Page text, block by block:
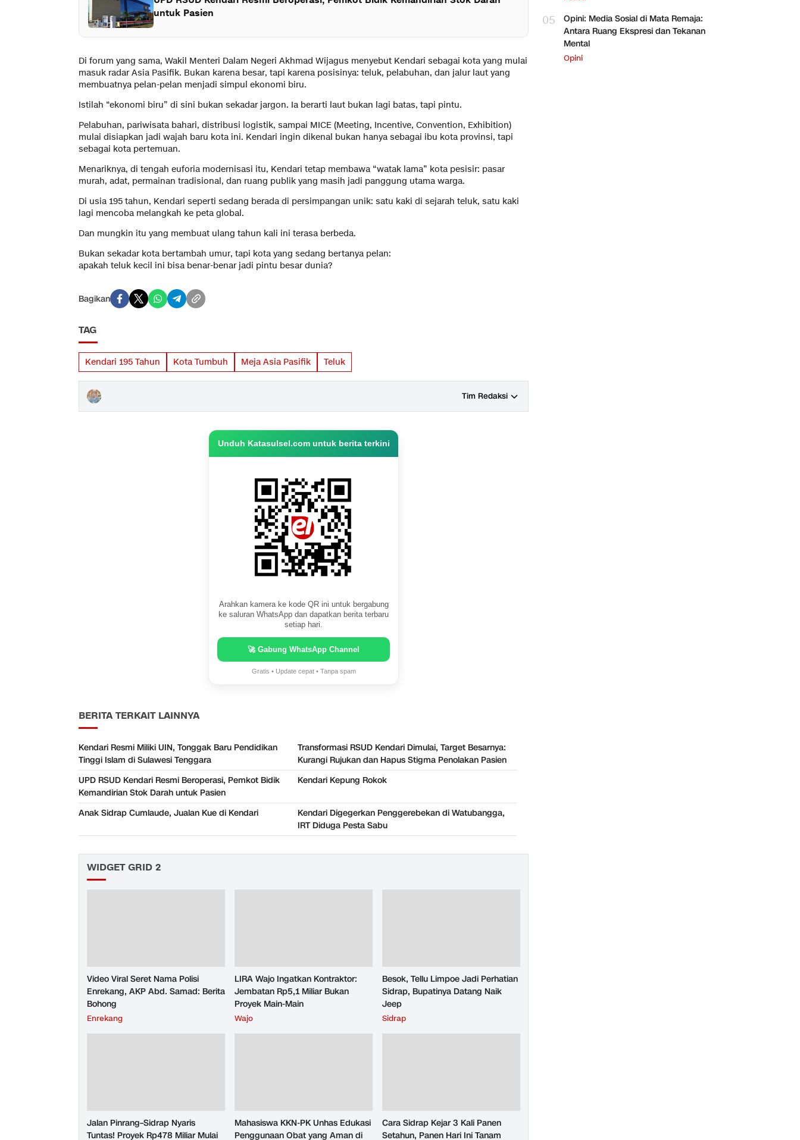
untuk Pasien
Di forum yang sama, Wakil Menteri Dalam Negeri Akhmad Wijagus menyebut Kendari sebagai kota yang mulai
masuk radar Asia Pasifik. Bukan karena besar, tapi karena posisinya: teluk, pelabuhan, dan jalur laut yang
membuatnya pelan-pelan menjadi simpul ekonomi biru.
Istilah “ekonomi biru” di sini bukan sekadar jargon. Ia berarti laut bukan lagi batas, tapi pintu.
Pelabuhan, pariwisata bahari, distribusi logistik, sampai MICE (Meeting, Incentive, Convention, Exhibition)
mulai disiapkan jadi wajah baru kota ini. Kendari ingin dikenal bukan hanya sebagai ibu kota provinsi, tapi
sebagai kota pertemuan.
Menariknya, di tengah euforia modernisasi itu, Kendari tetap membawa “watak lama” kota pesisir: pasar
murah, adat, permainan tradisional, dan ruang publik yang masih jadi panggung utama warga.
Di usia 195 tahun, Kendari seperti sedang berada di persimpangan unik: satu kaki di sejarah teluk, satu kaki
lagi mencoba melangkah ke peta global.
Dan mungkin itu yang membuat ulang tahun kali ini terasa berbeda.
Bukan sekadar kota bertambah umur, tapi kota yang sedang bertanya pelan:
apakah teluk kecil ini bisa benar-benar jadi pintu besar dunia?
Bagikan
TAG
Kendari 195 Tahun Kota Tumbuh Meja Asia Pasifik Teluk
Tim Redaksi
Unduh Katasulsel.com untuk berita terkini
Arahkan kamera ke kode QR ini untuk bergabung
ke saluran WhatsApp dan dapatkan berita terbaru
setiap hari.
🚀 Gabung WhatsApp Channel
Gratis • Update cepat • Tanpa spam
BERITA TERKAIT LAINNYA
Kendari Resmi Miliki UIN, Tonggak Baru Pendidikan
Tinggi Islam di Sulawesi Tenggara
Transformasi RSUD Kendari Dimulai, Target Besarnya:
Kurangi Rujukan dan Hapus Stigma Penolakan Pasien
UPD RSUD Kendari Resmi Beroperasi, Pemkot Bidik
Kemandirian Stok Darah untuk Pasien
Kendari Kepung Rokok
Anak Sidrap Cumlaude, Jualan Kue di Kendari
Kendari Digegerkan Penggerebekan di Watubangga,
IRT Diduga Pesta Sabu
WIDGET GRID 2
Video Viral Seret Nama Polisi
Enrekang, AKP Abd. Samad: Berita
Bohong
Enrekang
LIRA Wajo Ingatkan Kontraktor:
Jembatan Rp5,1 Miliar Bukan
Proyek Main-Main
Wajo
Besok, Tellu Limpoe Jadi Perhatian
Sidrap, Bupatinya Datang Naik
Jeep
Sidrap
Jalan Pinrang–Sidrap Nyaris
Tuntas! Proyek Rp478 Miliar Mulai
Mahasiswa KKN-PK Unhas Edukasi
Penggunaan Obat yang Aman di
Cara Sidrap Kejar 3 Kali Panen
Setahun, Panen Hari Ini Tanam
05
Opini: Media Sosial di Mata Remaja:
Antara Ruang Ekspresi dan Tekanan
Mental
Opini